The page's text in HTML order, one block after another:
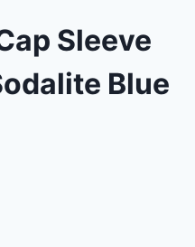
Sleeve
Blue